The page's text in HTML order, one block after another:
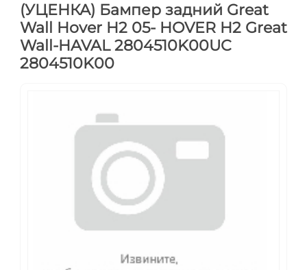
(УЦЕНКА) Бампер задний Great
Wall Hover H2 05- HOVER H2 Great
Wall-HAVAL 2804510K00UC
2804510K00